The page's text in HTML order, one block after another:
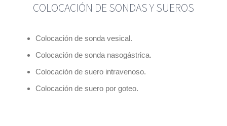
COLOCACIÓN DE SONDAS Y SUEROS
Colocación de sonda vesical.
Colocación de sonda nasogástrica.
Colocación de suero intravenoso.
Colocación de suero por goteo.